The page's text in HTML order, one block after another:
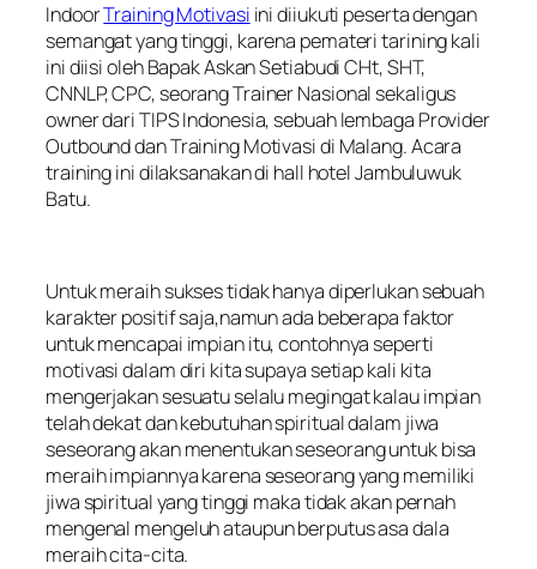
IndoorTraining Motivasi ini diiukuti peserta dengan
semangat yang tinggi, karena pemateri tarining kali
ini diisi oleh Bapak Askan Setiabudi CHt, SHT,
CNNLP, CPC, seorang Trainer Nasional sekaligus
owner dari TIPS Indonesia, sebuah lembaga Provider
Outbound dan Training Motivasi di Malang. Acara
training ini dilaksanakan di hall hotel Jambuluwuk
Batu.
Untuk meraih sukses tidak hanya diperlukan sebuah
karakter positif saja,namun ada beberapa faktor
untuk mencapai impian itu, contohnya seperti
motivasi dalam diri kita supaya setiap kali kita
mengerjakan sesuatu selalu megingat kalau impian
telah dekat dan kebutuhan spiritual dalam jiwa
seseorang akan menentukan seseorang untuk bisa
meraih impiannya karena seseorang yang memiliki
jiwa spiritual yang tinggi maka tidak akan pernah
mengenal mengeluh ataupun berputus asa dala
meraih cita-cita.